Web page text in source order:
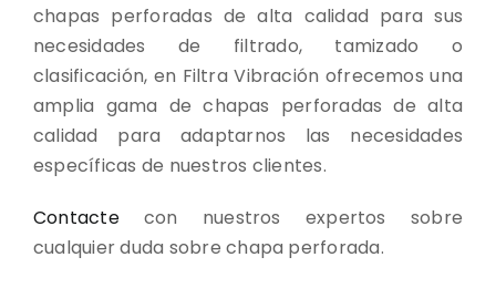
chapas perforadas de alta calidad para sus
necesidades de filtrado, tamizado o
clasificación, en Filtra Vibración ofrecemos una
amplia gama de chapas perforadas de alta
calidad para adaptarnos las necesidades
específicas de nuestros clientes.
Contactecon nuestros expertos sobre
cualquier duda sobre chapa perforada.